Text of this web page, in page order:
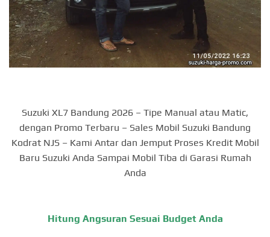
Suzuki XL7 Bandung 2026 – Tipe Manual atau Matic,
dengan Promo Terbaru – Sales Mobil Suzuki Bandung
Kodrat NJS – Kami Antar dan Jemput Proses Kredit Mobil
Baru Suzuki Anda Sampai Mobil Tiba di Garasi Rumah
Anda
Hitung Angsuran Sesuai Budget Anda